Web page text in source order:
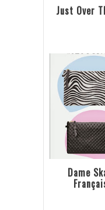
Just Over
Dame